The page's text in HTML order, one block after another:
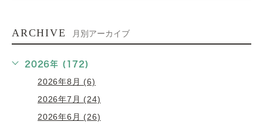
ARCHIVE 月別アーカイブ
2026年 (172)
2026年8月 (6)
2026年7月 (24)
2026年6月 (26)